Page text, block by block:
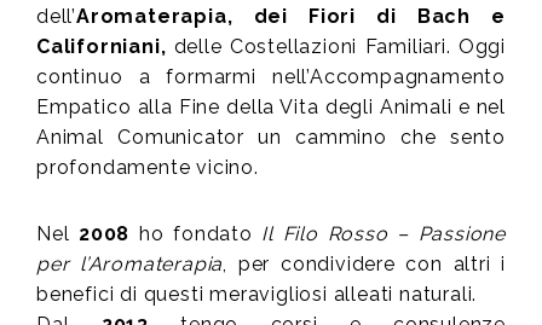
dell’Aromaterapia, dei Fiori di Bach e
Californiani, delle Costellazioni Familiari. Oggi
continuo a formarmi nell’Accompagnamento
Empatico alla Fine della Vita degli Animali e nel
Animal Comunicator un cammino che sento
profondamente vicino.
Nel 2008 ho fondato Il Filo Rosso – Passione
per l’Aromaterapia, per condividere con altri i
benefici di questi meravigliosi alleati naturali.